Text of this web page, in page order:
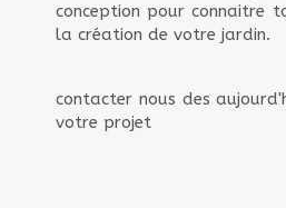
conception pour connaitre
la création de votre jardin.
contacter nous des
votre projet